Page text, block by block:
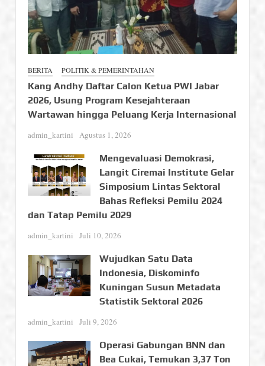
BERITA POLITIK & PEMERINTAHAN
Kang Andhy Daftar Calon Ketua PWI Jabar
2026, Usung Program Kesejahteraan
Wartawan hingga Peluang Kerja Internasional
admin_kartini Agustus 1, 2026
Mengevaluasi Demokrasi,
Langit Ciremai Institute Gelar
Simposium Lintas Sektoral
Bahas Refleksi Pemilu 2024
dan Tatap Pemilu 2029
admin_kartini Juli 10, 2026
Wujudkan Satu Data
Indonesia, Diskominfo
Kuningan Susun Metadata
Statistik Sektoral 2026
admin_kartini Juli 9, 2026
Operasi Gabungan BNN dan
Bea Cukai, Temukan 3,37 Ton